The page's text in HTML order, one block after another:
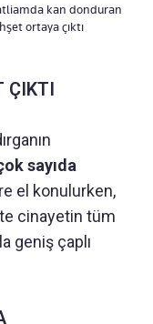
kan donduran
ortaya çıktı
ÇIKTI
sayıda
el konulurken,
cinayetin tüm
geniş çaplı